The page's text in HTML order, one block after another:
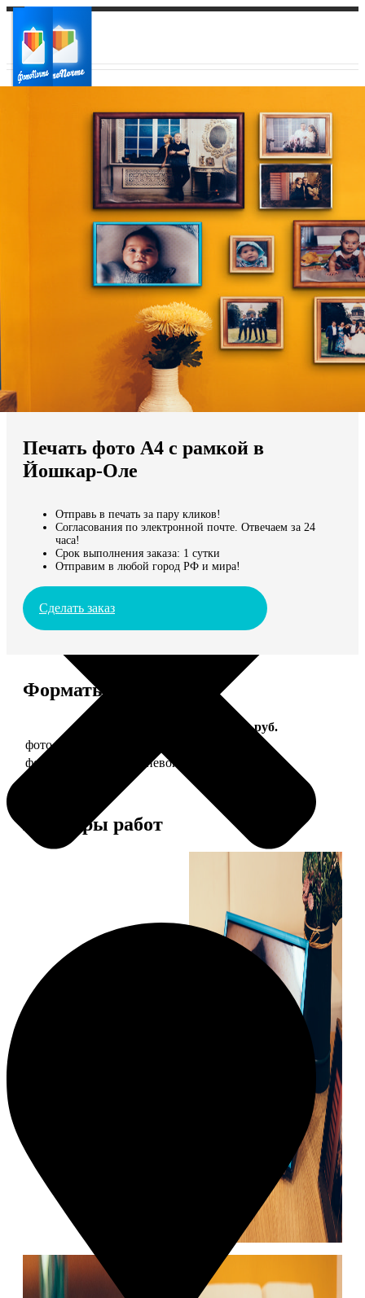
Ваш регион доставки
Выберите из списка:
Мы доставляем по всему миру
Продолжить без города
Печать фото А4 с рамкой в
Йошкар-Оле
Отправь в печать за пару кликов!
Согласования по электронной почте. Отвечаем за 24
часа!
Срок выполнения заказа: 1 сутки
Отправим в любой город РФ и мира!
Сделать заказ
Форматы и цены
Цена, руб.
фото 20х30 в деревянной рамке
фото 20х30 в алюминиевой рамке
Примеры работ